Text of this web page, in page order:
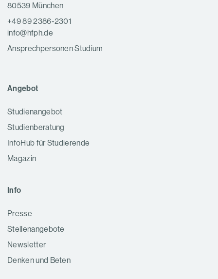
80539 München
+49 89 2386-2301
info@hfph.de
Ansprechpersonen Studium
Angebot
Studienangebot
Studien­beratung
InfoHub für Studierende
Magazin
Info
Presse
Stellenangebote
Newsletter
Denken und Beten